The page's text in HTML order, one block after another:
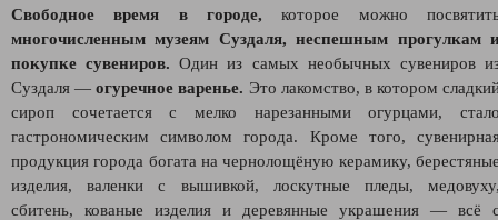
Свободное время в городе, которое можно
многочисленным музеям Суздаля, неспешным прогулкам
покупке сувениров. Один из самых необычных сувениров
Суздаля —огуречное варенье. Это лакомство, в котором
сироп сочетается с мелко нарезанными огурцами,
гастрономическим символом города. Кроме того,
продукция города богата на чернолощёную керамику,
изделия, валенки с вышивкой, лоскутные пледы,
сбитень, кованые изделия и деревянные украшения — всё